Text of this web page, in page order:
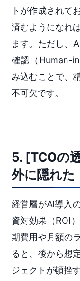
トが作成されて
済むようになれ
ます。ただし、
確認（Human-
み込むことで、
不可欠です。
5. [TCOの
外に隠れた
経営層がAI導入
資対効果（ROI
期費用や月額の
ると、後から想
ジェクトが頓挫